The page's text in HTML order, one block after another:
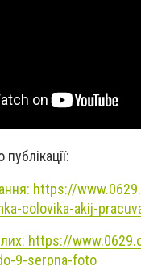
https://
colovika-akij-
https://
9-serpna-foto